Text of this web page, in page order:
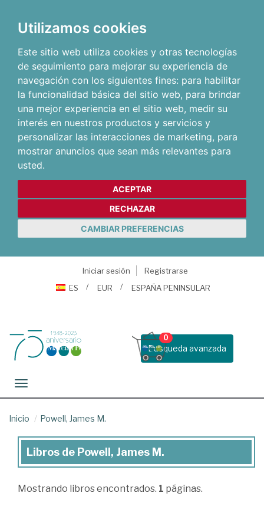
Utilizamos cookies
Este sitio web utiliza cookies y otras tecnologías
de seguimiento para mejorar su experiencia de
navegación con los siguientes fines: para habilitar
la funcionalidad básica del sitio web, para brindar
una mejor experiencia en el sitio web, medir su
interés en nuestros productos y servicios y
personalizar las interacciones de marketing, para
mostrar anuncios que sean más relevantes para
usted.
ACEPTAR
RECHAZAR
CAMBIAR PREFERENCIAS
Iniciar sesión
Registrarse
ES
EUR ESPAÑA PENINSULAR
Busqueda avanzada
0
Toggle navigation
Inicio Powell, James M.
Libros
Powell,
Libros de Powell, James M.
Mostrando libros encontrados. 1 páginas.